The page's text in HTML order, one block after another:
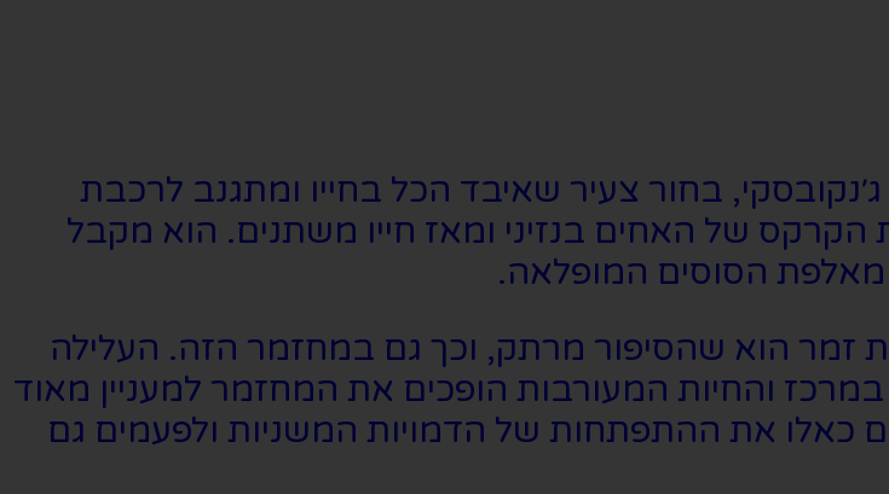
בחור צעיר שאיבד הכל בחייו ומתגנב לרכבת
הקרקס של האחים בנזיני ומאז חייו משתנים. הוא מקבל
הסוסים המופלאה.
זמר הוא שהסיפור מרתק, וכך גם במחזמר הזה. העלילה
והחיות המעורבות הופכים את המחזמר למעניין מאוד
כאלו את ההתפתחות של הדמויות המשניות ולפעמים גם